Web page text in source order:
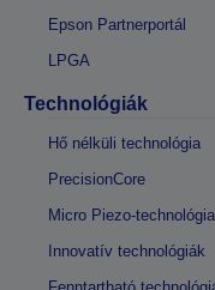
Epson Partnerportál
LPGA
Technológiák
Hő nélküli technológia
PrecisionCore
Micro Piezo-technológia
Innovatív technológiák